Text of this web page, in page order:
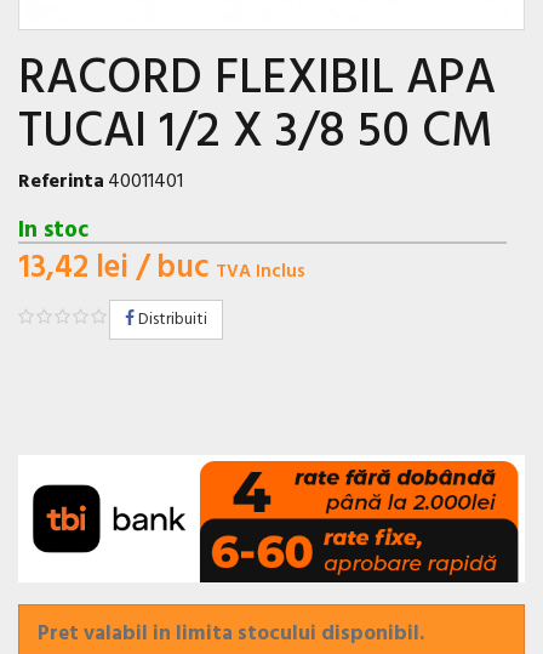
RACORD FLEXIBIL APA
TUCAI 1/2 X 3/8 50 CM
Referinta40011401
In stoc
13,42 lei/ buc TVA Inclus
Distribuiti
Pret valabil in limita stocului disponibil.